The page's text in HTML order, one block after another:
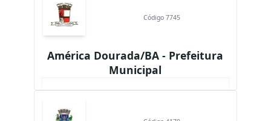
Código 7745
América Dourada/BA - Prefeitura
Municipal